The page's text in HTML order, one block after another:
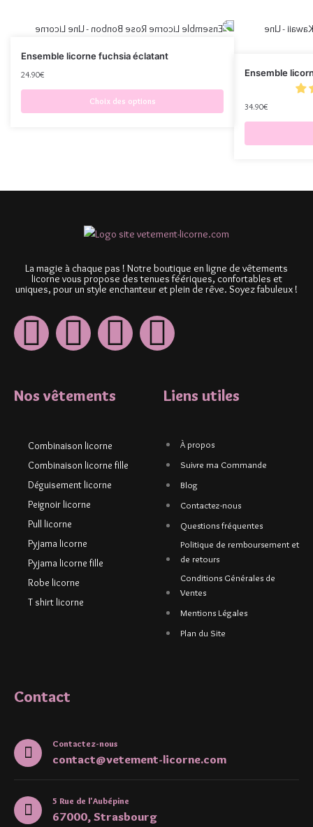
Ensemble licorne fuchsia éclatant
24.90€
Choix des options
Ensemble
34.90€
La magie à chaque pas ! Notre boutique en ligne de vêtements
licorne vous propose des tenues féériques, confortables et
uniques, pour un style enchanteur et plein de rêve. Soyez fabuleux !
Nos vêtements
Combinaison licorne
Combinaison licorne fille
Déguisement licorne
Peignoir licorne
Pull licorne
Pyjama licorne
Pyjama licorne fille
Robe licorne
T shirt licorne
Liens utiles
À propos
Suivre ma Commande
Blog
Contactez-nous
Questions fréquentes
Politique de remboursement et
de retours
Conditions Générales de
Ventes
Mentions Légales
Plan du Site
Contact
Contactez-nous
contact@vetement-licorne.com
5 Rue de l'Aubépine
67000, Strasbourg